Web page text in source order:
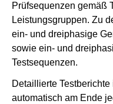
Prüfsequenzen gemäß
Leistungsgruppen. Zu
ein- und dreiphasige
sowie ein- und
Testsequenzen.
Detaillierte
automatisch am Ende